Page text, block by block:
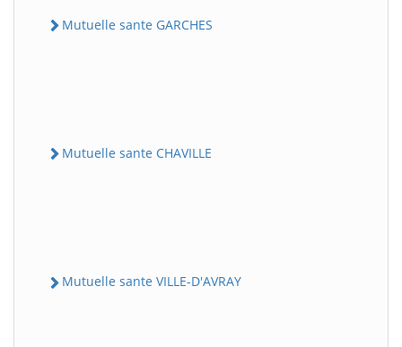
Mutuelle sante GARCHES
Mutuelle sante CHAVILLE
Mutuelle sante VILLE-D'AVRAY